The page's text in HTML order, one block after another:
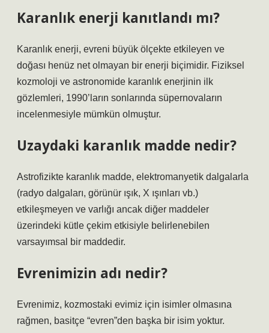
Karanlık enerji kanıtlandı mı?
Karanlık enerji, evreni büyük ölçekte etkileyen ve
doğası henüz net olmayan bir enerji biçimidir. Fiziksel
kozmoloji ve astronomide karanlık enerjinin ilk
gözlemleri, 1990’ların sonlarında süpernovaların
incelenmesiyle mümkün olmuştur.
Uzaydaki karanlık madde nedir?
Astrofizikte karanlık madde, elektromanyetik dalgalarla
(radyo dalgaları, görünür ışık, X ışınları vb.)
etkileşmeyen ve varlığı ancak diğer maddeler
üzerindeki kütle çekim etkisiyle belirlenebilen
varsayımsal bir maddedir.
Evrenimizin adı nedir?
Evrenimiz, kozmostaki evimiz için isimler olmasına
rağmen, basitçe “evren”den başka bir isim yoktur.